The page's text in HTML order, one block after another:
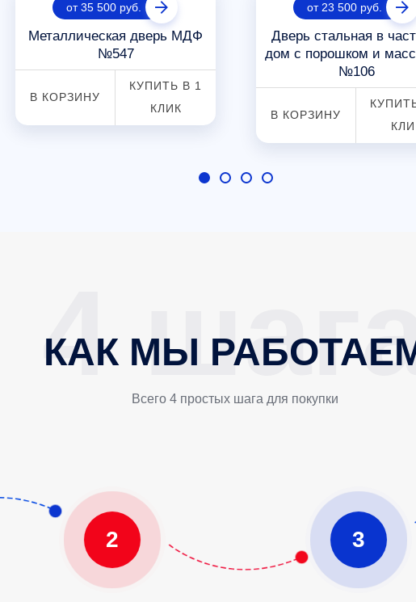
от 35 500 руб.
Металлическая дверь МДФ
№547
В КОРЗИНУ
КУПИТЬ В 1
КЛИК
от 23 500 руб.
Дверь стальная в
дом с порошком и
№106
В КОРЗИНУ
КАК МЫ
Всего 4 простых шага для покупки
2 3